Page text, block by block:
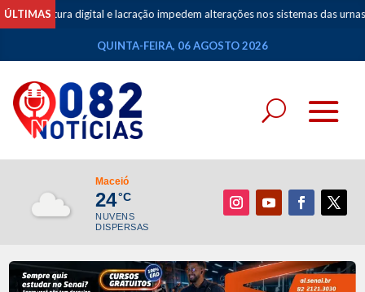
ÚLTIMASdigital e lacração impedem alterações nos sistemas das urnas
QUINTA-FEIRA, 06 AGOSTO 2026
Maceió
24°C
NUVENS
DISPERSAS